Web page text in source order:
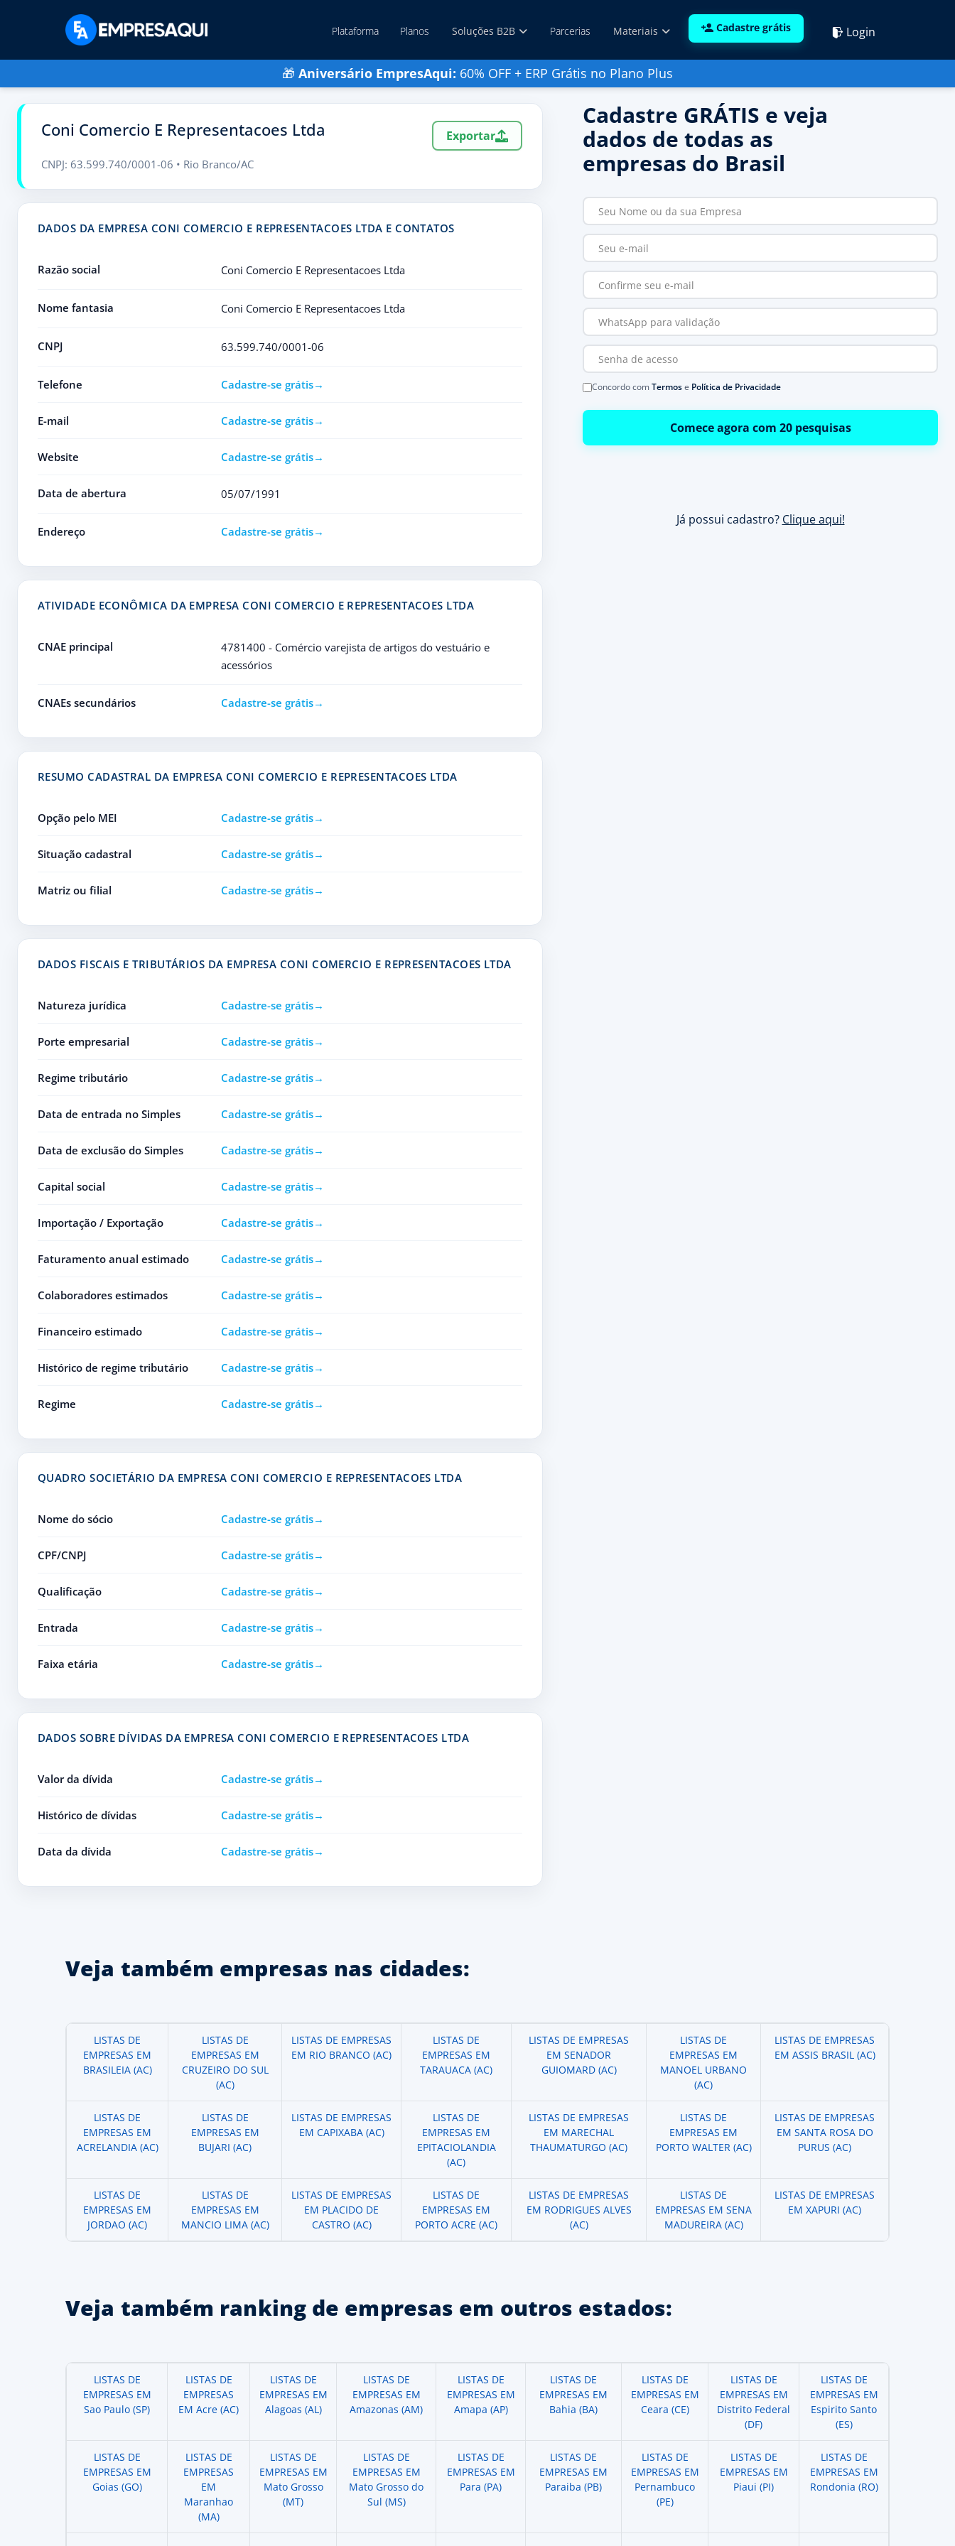
Plataforma Planos Soluções B2B Parcerias Materiais Cadastre grátis Login
🎁 Aniversário EmpresAqui: 60% OFF + ERP Grátis no Plano Plus
Coni Comercio E Representacoes Ltda Exportar
CNPJ: 63.599.740/0001-06 • Rio Branco/AC
DADOS DA EMPRESA CONI COMERCIO E REPRESENTACOES LTDA E CONTATOS
Razão social Coni Comercio E Representacoes Ltda
Nome fantasia Coni Comercio E Representacoes Ltda
CNPJ 63.599.740/0001-06
Telefone Cadastre-se grátis
E-mail Cadastre-se grátis
Website Cadastre-se grátis
Data de abertura 05/07/1991
Endereço Cadastre-se grátis
ATIVIDADE ECONÔMICA DA EMPRESA CONI COMERCIO E REPRESENTACOES LTDA
CNAE principal
4781400 - Comércio varejista de artigos do vestuário e
acessórios
CNAEs secundários Cadastre-se grátis
RESUMO CADASTRAL DA EMPRESA CONI COMERCIO E REPRESENTACOES LTDA
Opção pelo MEI Cadastre-se grátis
Situação cadastral Cadastre-se grátis
Matriz ou filial Cadastre-se grátis
DADOS FISCAIS E TRIBUTÁRIOS DA EMPRESA CONI COMERCIO E REPRESENTACOES LTDA
Natureza jurídica Cadastre-se grátis
Porte empresarial Cadastre-se grátis
Regime tributário Cadastre-se grátis
Data de entrada no Simples Cadastre-se grátis
Data de exclusão do Simples Cadastre-se grátis
Capital social Cadastre-se grátis
Importação / Exportação Cadastre-se grátis
Faturamento anual estimado Cadastre-se grátis
Colaboradores estimados Cadastre-se grátis
Financeiro estimado Cadastre-se grátis
Histórico de regime tributário Cadastre-se grátis
Regime Cadastre-se grátis
QUADRO SOCIETÁRIO DA EMPRESA CONI COMERCIO E REPRESENTACOES LTDA
Nome do sócio Cadastre-se grátis
CPF/CNPJ Cadastre-se grátis
Qualificação Cadastre-se grátis
Entrada Cadastre-se grátis
Faixa etária Cadastre-se grátis
DADOS SOBRE DÍVIDAS DA EMPRESA CONI COMERCIO E REPRESENTACOES LTDA
Valor da dívida Cadastre-se grátis
Histórico de dívidas Cadastre-se grátis
Data da dívida Cadastre-se grátis
Cadastre GRÁTIS e veja
dados de todas as
empresas do Brasil
Concordo comTermose Política de Privacidade
Comece agora com 20 pesquisas
Já possui cadastro? Clique aqui!
Veja também empresas nas cidades:
LISTAS DE
EMPRESAS EM
BRASILEIA (AC)
LISTAS DE
EMPRESAS EM
CRUZEIRO DO SUL
(AC)
LISTAS DE EMPRESAS
EM RIO BRANCO (AC)
LISTAS DE
EMPRESAS EM
TARAUACA (AC)
LISTAS DE EMPRESAS
EM SENADOR
GUIOMARD (AC)
LISTAS DE
EMPRESAS EM
MANOEL URBANO
(AC)
LISTAS DE EMPRESAS
EM ASSIS BRASIL (AC)
LISTAS DE
EMPRESAS EM
ACRELANDIA (AC)
LISTAS DE
EMPRESAS EM
BUJARI (AC)
LISTAS DE EMPRESAS
EM CAPIXABA (AC)
LISTAS DE
EMPRESAS EM
EPITACIOLANDIA
(AC)
LISTAS DE EMPRESAS
EM MARECHAL
THAUMATURGO (AC)
LISTAS DE
EMPRESAS EM
PORTO WALTER (AC)
LISTAS DE EMPRESAS
EM SANTA ROSA DO
PURUS (AC)
LISTAS DE
EMPRESAS EM
JORDAO (AC)
LISTAS DE
EMPRESAS EM
MANCIO LIMA (AC)
LISTAS DE EMPRESAS
EM PLACIDO DE
CASTRO (AC)
LISTAS DE
EMPRESAS EM
PORTO ACRE (AC)
LISTAS DE EMPRESAS
EM RODRIGUES ALVES
(AC)
LISTAS DE
EMPRESAS EM SENA
MADUREIRA (AC)
LISTAS DE EMPRESAS
EM XAPURI (AC)
Veja também ranking de empresas em outros estados:
LISTAS DE
EMPRESAS EM
Sao Paulo (SP)
LISTAS DE
EMPRESAS
EM Acre (AC)
LISTAS DE
EMPRESAS EM
Alagoas (AL)
LISTAS DE
EMPRESAS EM
Amazonas (AM)
LISTAS DE
EMPRESAS EM
Amapa (AP)
LISTAS DE
EMPRESAS EM
Bahia (BA)
LISTAS DE
EMPRESAS EM
Ceara (CE)
LISTAS DE
EMPRESAS EM
Distrito Federal
(DF)
LISTAS DE
EMPRESAS EM
Espirito Santo
(ES)
LISTAS DE
EMPRESAS EM
Goias (GO)
LISTAS DE
EMPRESAS
EM
Maranhao
(MA)
LISTAS DE
EMPRESAS EM
Mato Grosso
(MT)
LISTAS DE
EMPRESAS EM
Mato Grosso do
Sul (MS)
LISTAS DE
EMPRESAS EM
Para (PA)
LISTAS DE
EMPRESAS EM
Paraiba (PB)
LISTAS DE
EMPRESAS EM
Pernambuco
(PE)
LISTAS DE
EMPRESAS EM
Piaui (PI)
LISTAS DE
EMPRESAS EM
Rondonia (RO)